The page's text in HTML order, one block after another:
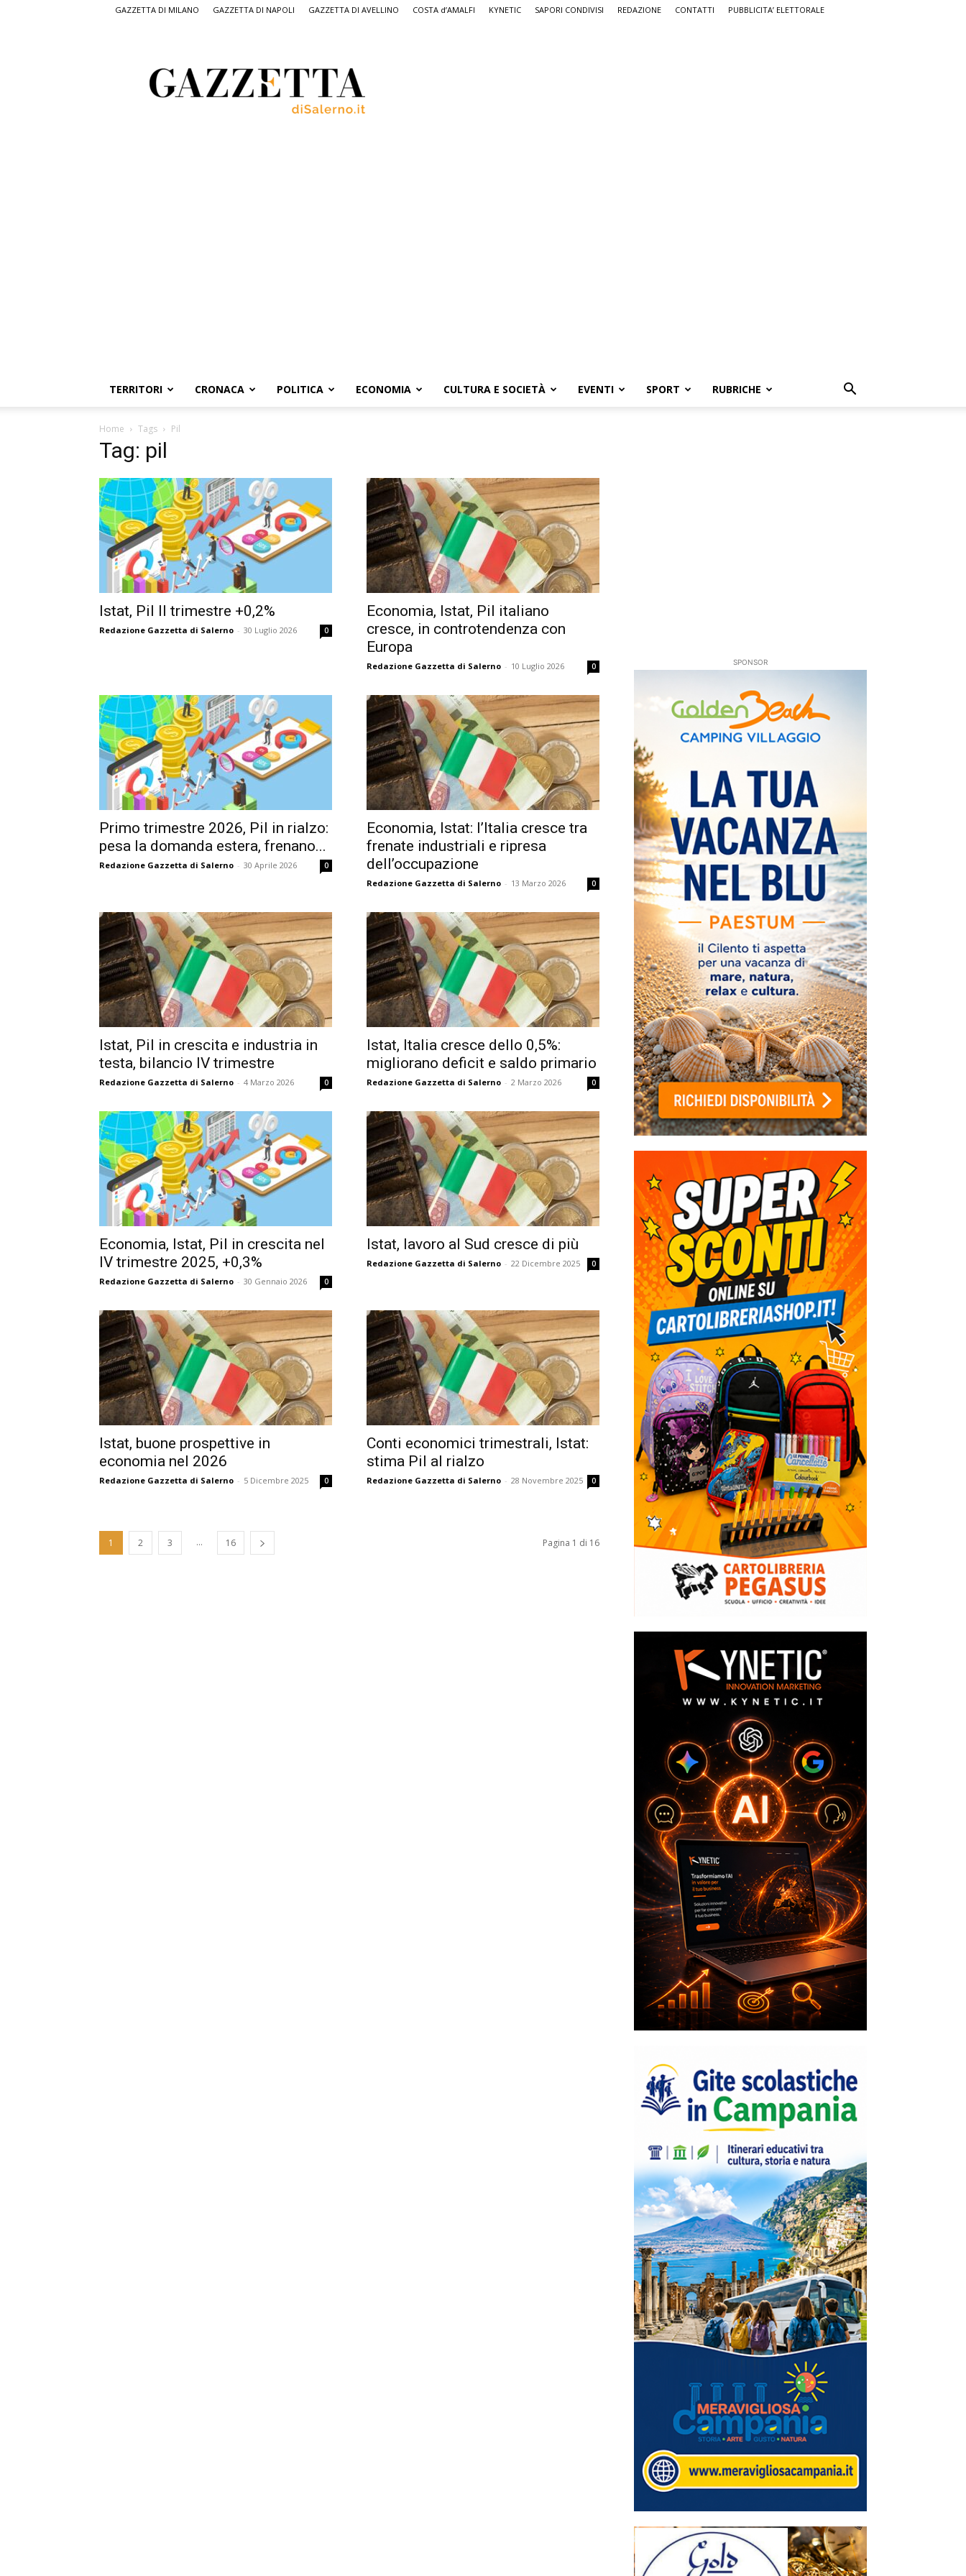
GAZZETTA DI MILANO GAZZETTA DI NAPOLI GAZZETTA DI AVELLINO COSTA d’AMALFI KYNETIC SAPORI CONDIVISI REDAZIONE CONTATTI PUBBLICITA’ ELETTORALE
Salerno,
il
quotidiano
TERRITORI CRONACA POLITICA ECONOMIA CULTURA E SOCIETÀ EVENTI SPORT RUBRICHE
Home Tags Pil
Tag: pil
Istat, Pil II trimestre +0,2%
Redazione Gazzetta di Salerno - 30 Luglio 2026 0
Economia, Istat, Pil italiano
cresce, in controtendenza con
Europa
Redazione Gazzetta di Salerno - 10 Luglio 2026 0
Primo trimestre 2026, Pil in rialzo:
pesa la domanda estera, frenano...
Redazione Gazzetta di Salerno - 30 Aprile 2026 0
Economia, Istat: l’Italia cresce tra
frenate industriali e ripresa
dell’occupazione
Redazione Gazzetta di Salerno - 13 Marzo 2026 0
Istat, Pil in crescita e industria in
testa, bilancio IV trimestre
Redazione Gazzetta di Salerno - 4 Marzo 2026 0
Istat, Italia cresce dello 0,5%:
migliorano deficit e saldo primario
Redazione Gazzetta di Salerno - 2 Marzo 2026 0
Economia, Istat, Pil in crescita nel
IV trimestre 2025, +0,3%
Redazione Gazzetta di Salerno - 30 Gennaio 2026 0
Istat, lavoro al Sud cresce di più
Redazione Gazzetta di Salerno - 22 Dicembre 2025 0
Istat, buone prospettive in
economia nel 2026
Redazione Gazzetta di Salerno - 5 Dicembre 2025 0
Conti economici trimestrali, Istat:
stima Pil al rialzo
Redazione Gazzetta di Salerno - 28 Novembre 2025 0
1 2 3 ... 16 Pagina 1 di 16
SPONSOR